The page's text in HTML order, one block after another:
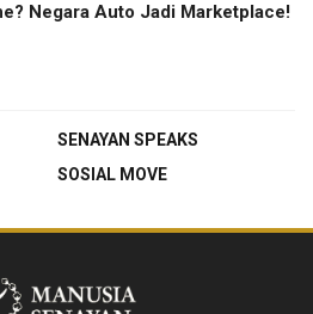
Negara Auto Jadi Marketplace!
SENAYAN SPEAKS
SOSIAL MOVE